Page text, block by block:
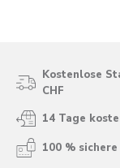
Kostenlose
CHF
14 Tage
100 %